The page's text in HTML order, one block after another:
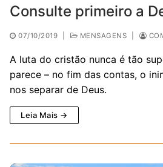
Consulte primeiro a
07/10/2019 MENSAGENS
A luta do cristão nunca é tão
parece – no fim das contas, o
nos separar de Deus.
Leia Mais →